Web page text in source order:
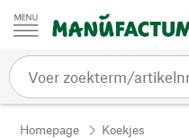
Passer au contenu
Homepage Koekjes